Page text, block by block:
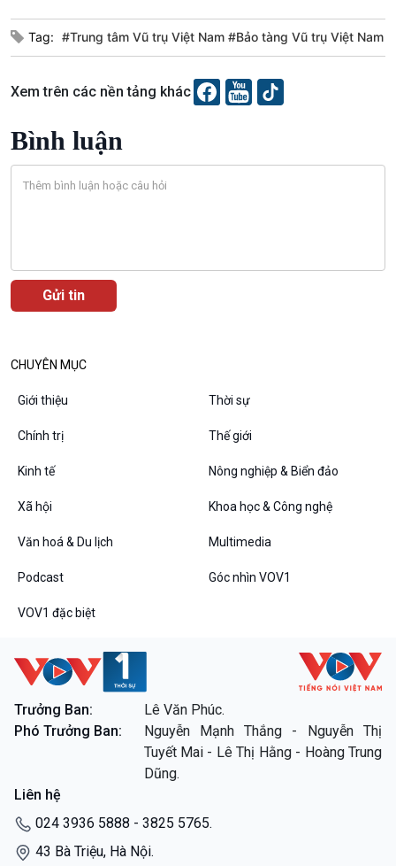
VOV1 đặc biệt
Chân dung cuộc sống
Các chương trình đặc biệt
Tag: #Trung tâm Vũ trụ Việt Nam #Bảo tàng Vũ trụ Việt Nam
Xem trên các nền tảng khác
Bình luận
CHUYÊN MỤC
Giới thiệu Thời sự
Chính trị Thế giới
Kinh tế Nông nghiệp & Biển đảo
Xã hội Khoa học & Công nghệ
Văn hoá & Du lịch Multimedia
Podcast Góc nhìn VOV1
VOV1 đặc biệt
Trưởng Ban:
Lê Văn Phúc.
Phó Trưởng Ban:
Nguyễn Mạnh Thắng - Nguyễn Thị
Tuyết Mai - Lê Thị Hằng - Hoàng Trung
Dũng.
Liên hệ
024 3936 5888 - 3825 5765.
43 Bà Triệu, Hà Nội.